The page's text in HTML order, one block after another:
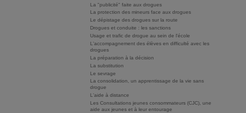
La "publicité" faite aux drogues
La protection des mineurs face aux drogues
Le dépistage des drogues sur la route
Drogues et conduite : les sanctions
Usage et trafic de drogue au sein de l'école
L'accompagnement des élèves en difficulté avec les
drogues
La préparation à la décision
La substitution
Le sevrage
La consolidation, un apprentissage de la vie sans
drogue
L'aide à distance
Les Consultations jeunes consommateurs (CJC), une
aide aux jeunes et à leur entourage